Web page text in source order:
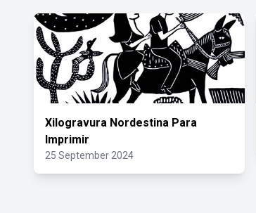
Xilogravura Nordestina Para
Imprimir
25 September 2024